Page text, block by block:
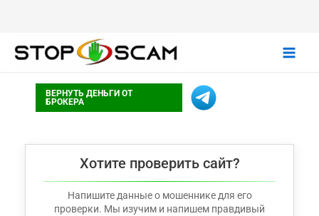
ВЕРНУТЬ ДЕНЬГИ ОТ
БРОКЕРА
Хотите проверить сайт?
Напишите данные о мошеннике для его
проверки. Мы изучим и напишем правдивый